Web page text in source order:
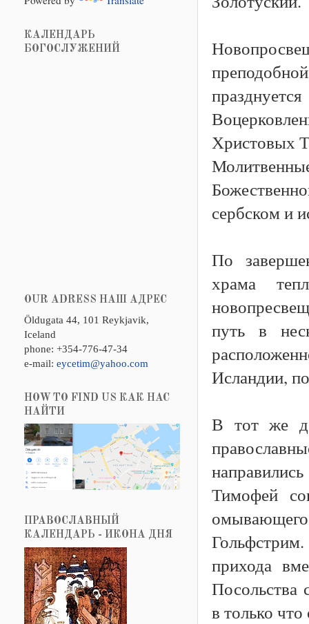
Христовых
сербском и
По
храма
путь в
Исландии,
В тот же
Тимофей
прихода
Посольства
в только
КАЛЕНДАРЬ
БОГОСЛУЖЕНИЙ
OUR ADRESS НАШ АДРЕС
Öldugata 44, 101 Reykjavik,
Iceland
phone: +354-776-47-34
e-mail: eycetim@yahoo.com
HOW TO FIND US КАК НАС
НАЙТИ
ПРАВОСЛАВНЫЙ
КАЛЕНДАРЬ - ИКОНА ДНЯ